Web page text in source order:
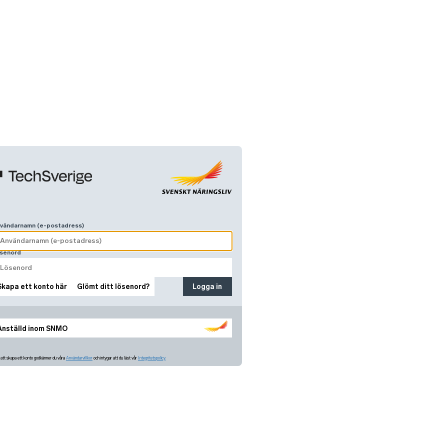
inom SNMO
(e-postadress)
ett konto här Glömt ditt lösenord? Logga in
skapa ett konto godkänner du våra Användarvillkor och intygar att du läst vår Integritetspolicy.